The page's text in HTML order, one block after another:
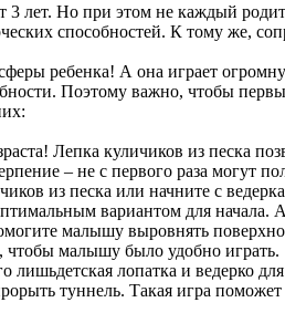
лет. Но при этом не каждый
способностей. К тому же,
ребенка! А она играет
Поэтому важно, чтобы
Лепка куличиков из песка
– не с первого раза могут
из песка или начните с
вариантом для
малышу выровнять
чтобы малышу было удобно играть.
лопатка и ведерко
туннель. Такая игра